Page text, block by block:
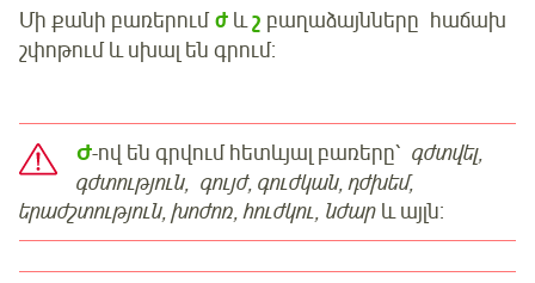
Մի քանի բառերումժ ևշ բաղաձայնները հաճախ
շփոթում և սխալ են գրում:
Ժ-ով են գրվում հետևյալ բառերը՝ գժտվել,
գժտություն, գույժ, գուժկան, դժխեմ,
երաժշտություն, խոժոռ, հուժկու, նժար և այլն: